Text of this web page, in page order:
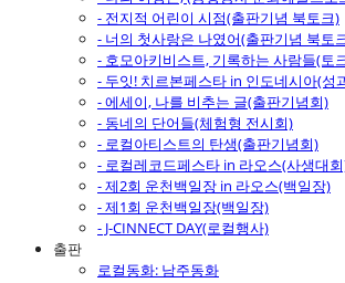
- 전지적 어린이 시점(출판기념 북토크)
- 너의 첫사랑은 나였어(출판기념 북토
- 호모아키비스트, 기록하는 사람들(토
- 두잇! 치르본페스타 in 인도네시아(성
- 에세이, 나를 비추는 글(출판기념회)
- 동네의 단어들(체험형 전시회)
- 로컬아티스트의 탄생(출판기념회)
- 로컬레코드페스타 in 라오스(사생대
- 제2회 운천백일장 in 라오스(백일장)
- 제1회 운천백일장(백일장)
- J-CINNECT DAY(로컬행사)
출판
로컬동화: 남주동화